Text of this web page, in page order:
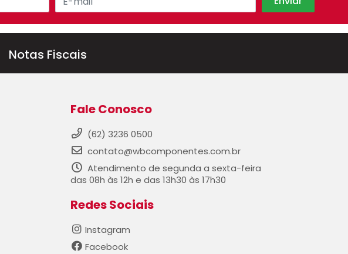
Notas Fiscais
Fale Conosco
(62) 3236 0500
contato@wbcomponentes.com.br
Atendimento de segunda a sexta-feira
das 08h às 12h e das 13h30 às 17h30
Redes Sociais
Instagram
Facebook